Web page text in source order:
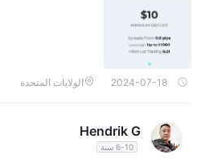
2024-07-18 الولايات المتحدة
Hendrik G
6-10 سنة